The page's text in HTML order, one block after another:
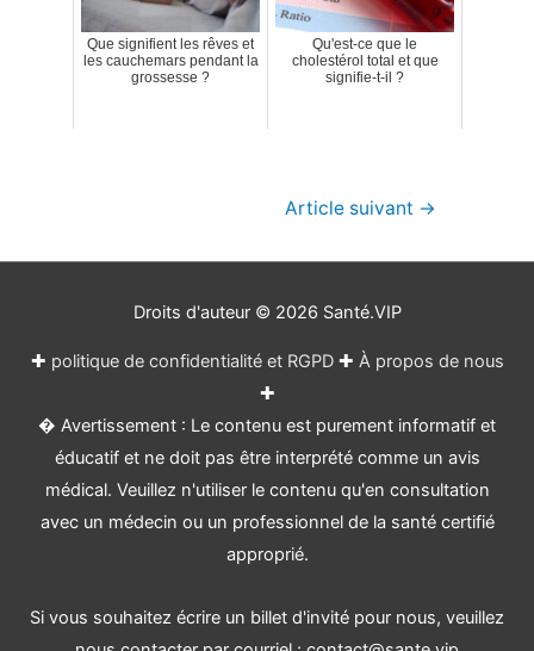
Que signifient les rêves et
les cauchemars pendant la
grossesse ?
Qu'est-ce que le
cholestérol total et que
signifie-t-il ?
Article suivant →
Droits d'auteur © 2026 Santé.VIP
✚ politique de confidentialité et RGPD✚ À propos de nous
✚
� Avertissement : Le contenu est purement informatif et
éducatif et ne doit pas être interprété comme un avis
médical. Veuillez n'utiliser le contenu qu'en consultation
avec un médecin ou un professionnel de la santé certifié
approprié.
Si vous souhaitez écrire un billet d'invité pour nous, veuillez